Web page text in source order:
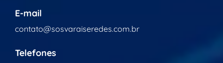
E-mail
contato@sosvaraiseredes.com.br
Telefones